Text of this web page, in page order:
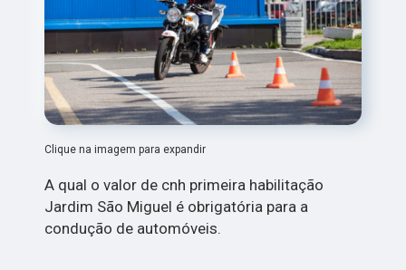
Clique na imagem para expandir
A qual o valor de cnh primeira habilitação
Jardim São Miguel é obrigatória para a
condução de automóveis.